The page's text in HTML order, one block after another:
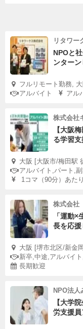
リタワー
NPOと
ンター
フルリモート勤務,
アルバイト
アル
株式会社
【大阪
る学習支
大阪 [大阪市/梅田駅
アルバイト,パート,
1コマ（90分）あた
株式会
「運動
長を応援
大阪 [堺市北区/新金
新卒,中途,アルバイ
長期歓迎
NPO法人
【大学
労支援員